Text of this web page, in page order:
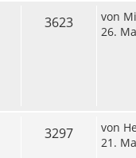
3623 von
26.
3297 von
21.